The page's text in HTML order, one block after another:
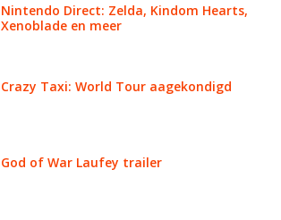
Nintendo Direct: Zelda, Kindom Hearts,
Xenoblade en meer
Crazy Taxi: World Tour aagekondigd
God of War Laufey trailer